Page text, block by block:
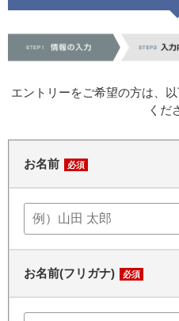
エントリーをご希望の方は、
くだ
お名前 必須
お名前(フリガナ) 必須